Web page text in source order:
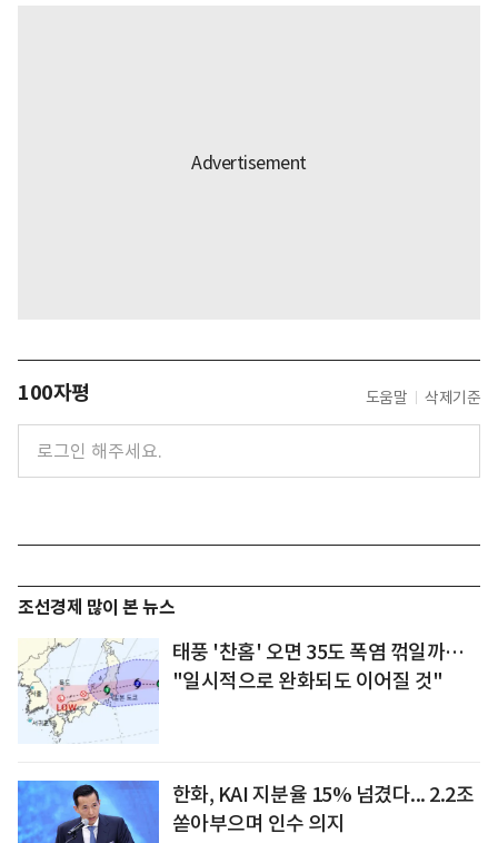
100자평 도움말 삭제기준
조선경제 많이 본 뉴스
태풍 '찬홈' 오면 35도 폭염 꺾일까…
"일시적으로 완화되도 이어질 것"
한화, KAI 지분율 15% 넘겼다... 2.2조
쏟아부으며 인수 의지